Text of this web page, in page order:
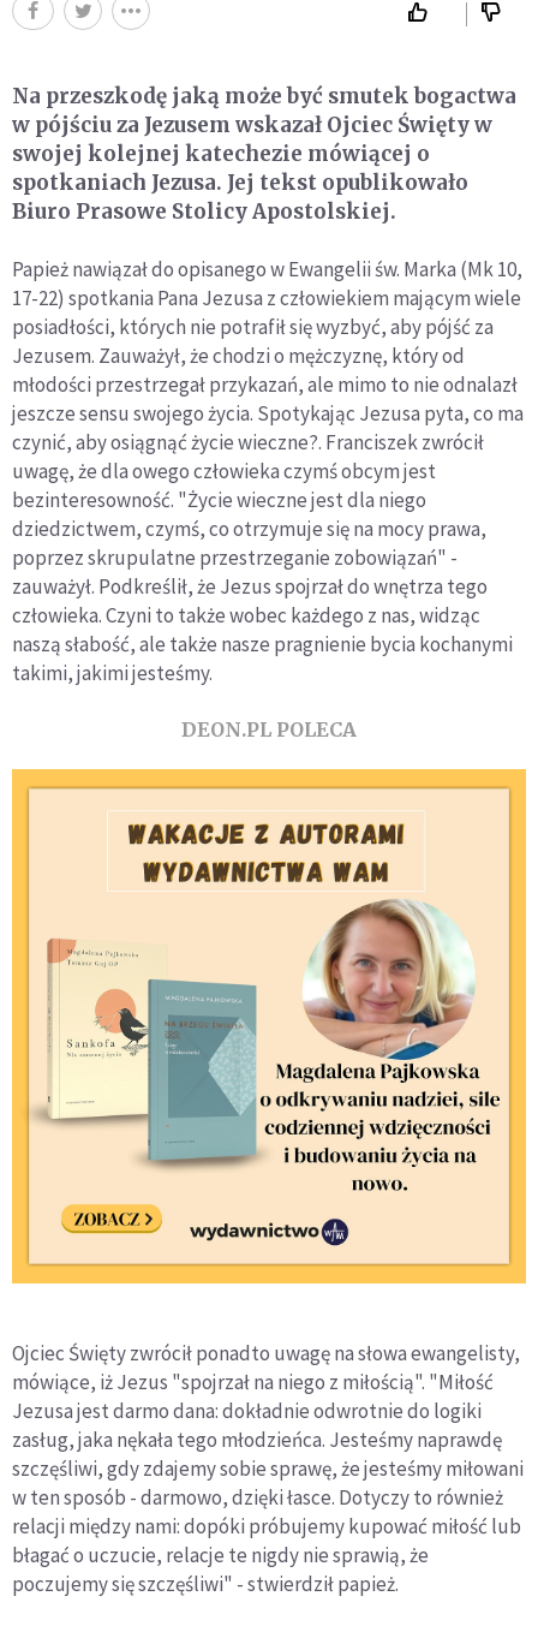
Na przeszkodę jaką może być smutek bogactwa
w pójściu za Jezusem wskazał Ojciec Święty w
swojej kolejnej katechezie mówiącej o
spotkaniach Jezusa. Jej tekst opublikowało
Biuro Prasowe Stolicy Apostolskiej.
Papież nawiązał do opisanego w Ewangelii św. Marka (Mk 10,
17-22) spotkania Pana Jezusa z człowiekiem mającym wiele
posiadłości, których nie potrafił się wyzbyć, aby pójść za
Jezusem. Zauważył, że chodzi o mężczyznę, który od
młodości przestrzegał przykazań, ale mimo to nie odnalazł
jeszcze sensu swojego życia. Spotykając Jezusa pyta, co ma
czynić, aby osiągnąć życie wieczne?. Franciszek zwrócił
uwagę, że dla owego człowieka czymś obcym jest
bezinteresowność. "Życie wieczne jest dla niego
dziedzictwem, czymś, co otrzymuje się na mocy prawa,
poprzez skrupulatne przestrzeganie zobowiązań" -
zauważył. Podkreślił, że Jezus spojrzał do wnętrza tego
człowieka. Czyni to także wobec każdego z nas, widząc
naszą słabość, ale także nasze pragnienie bycia kochanymi
takimi, jakimi jesteśmy.
DEON.PL POLECA
Ojciec Święty zwrócił ponadto uwagę na słowa ewangelisty,
mówiące, iż Jezus "spojrzał na niego z miłością". "Miłość
Jezusa jest darmo dana: dokładnie odwrotnie do logiki
zasług, jaka nękała tego młodzieńca. Jesteśmy naprawdę
szczęśliwi, gdy zdajemy sobie sprawę, że jesteśmy miłowani
w ten sposób - darmowo, dzięki łasce. Dotyczy to również
relacji między nami: dopóki próbujemy kupować miłość lub
błagać o uczucie, relacje te nigdy nie sprawią, że
poczujemy się szczęśliwi" - stwierdził papież.